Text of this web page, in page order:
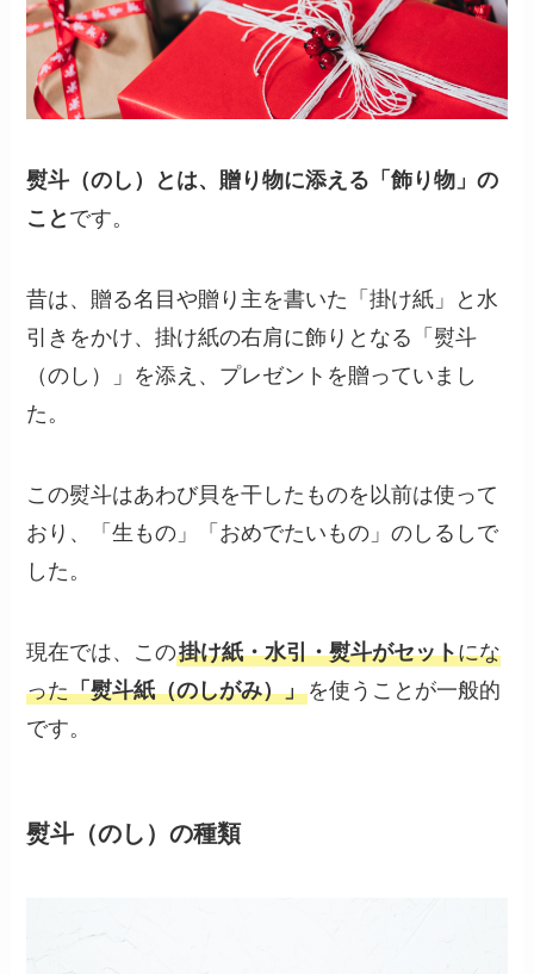
熨斗（のし）とは、贈り物に添える「飾り物」の
こと です。
昔は、贈る名目や贈り主を書いた「掛け紙」と水
引きをかけ、掛け紙の右肩に飾りとなる「熨斗
（のし）」を添え、プレゼントを贈っていまし
た。
この熨斗はあわび貝を干したものを以前は使って
おり、「生もの」「おめでたいもの」のしるしで
した。
現在では、この掛け紙・水引・熨斗がセットにな
った「熨斗紙（のしがみ）」を使うことが一般的
です。
熨斗（のし）の種類